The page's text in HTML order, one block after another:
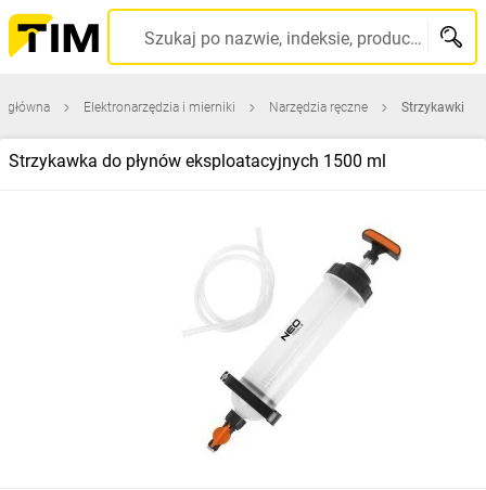
Szukaj po nazwie, indeksie, producencie, kodzie kreskowym...
główna Elektronarzędzia i mierniki Narzędzia ręczne Strzykawki
Strzykawka do płynów eksploatacyjnych 1500 ml